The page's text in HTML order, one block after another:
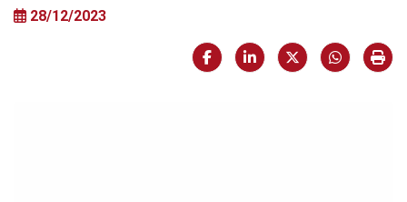
28/12/2023
FacebookLinkedInX (formerly